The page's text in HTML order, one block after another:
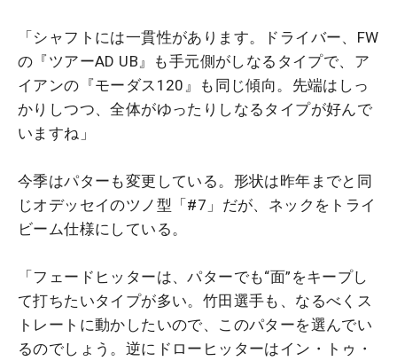
「シャフトには一貫性があります。ドライバー、FW
の『ツアーAD UB』も手元側がしなるタイプで、ア
イアンの『モーダス120』も同じ傾向。先端はしっ
かりしつつ、全体がゆったりしなるタイプが好んで
いますね」
今季はパターも変更している。形状は昨年までと同
じオデッセイのツノ型「#7」だが、ネックをトライ
ビーム仕様にしている。
「フェードヒッターは、パターでも“面”をキープし
て打ちたいタイプが多い。竹田選手も、なるべくス
トレートに動かしたいので、このパターを選んでい
るのでしょう。逆にドローヒッターはイン・トゥ・